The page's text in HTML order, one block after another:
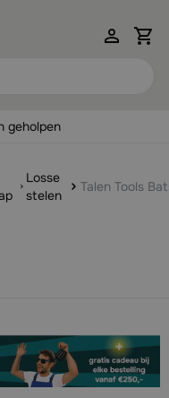
geholpen
Losse
stelen
Talen Tools